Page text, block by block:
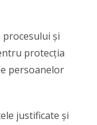
procesului și
protecția
persoanelor
justificate și